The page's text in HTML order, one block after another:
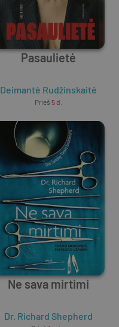
Pasaulietė
Deimantė Rudžinskaitė
Prieš 5 d.
Ne sava mirtimi
Dr. Richard Shepherd